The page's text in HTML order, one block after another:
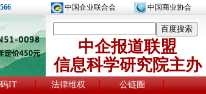
中国企业联合会 中国商业协会
中企报道联盟
信息科学研究院主办
IT 法律维权
公链圈